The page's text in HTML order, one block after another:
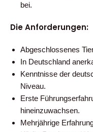
bei.
Die Anforderungen:
Abgeschlossenes
In Deutschland
Kenntnisse der
Niveau.
Erste
hineinzuwachsen.
Mehrjährige